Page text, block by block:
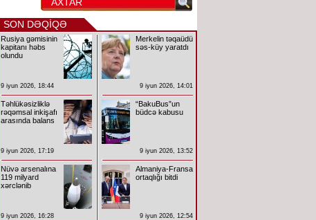
SON DƏQİQƏ
Rusiya gəmisinin
kapitanı həbs
olundu
9 iyun 2026, 18:44
Təhlükəsizliklə
rəqəmsal inkişafı
arasında balans
9 iyun 2026, 17:19
Nüvə arsenalına
119 milyard
xərclənib
9 iyun 2026, 16:28
Merkelin təqaüdü
səs-küy yaratdı
9 iyun 2026, 14:01
“BakuBus”un
büdcə kabusu
9 iyun 2026, 13:52
Almaniya-Fransa
ortaqlığı bitdi
9 iyun 2026, 12:54